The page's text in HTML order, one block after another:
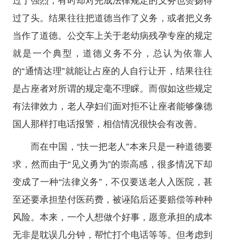
过了头。结果往往把道德当作了义务，或者把义务
当作了道德。公交车上关于老幼病残孕专座的规定
就是一个典型，道德义务不分，总认为依靠人
的“通情达理”就能让占座的人自行让开，结果往往
是占座者对所谓的规定毫不理睬。而假如这些规定
有法律效力，老人孕妇们面对拒不让座者能够像德
国人那样打电话报警，相信情况很快会有改善。
而在中国，“扶一把老人”本来只是一种道德要
求，然而由于“见义勇为”的崇高感，很多情况下却
变成了一种“法律义务”，不仅要送老人入医院，甚
至还要承担垫付医药费，被诬陷后还要赔偿等种种
风险。本来，一个人想做个好事，愿意承担的成本
无非是耽误几分钟，帮忙打个电话等等。但考虑到